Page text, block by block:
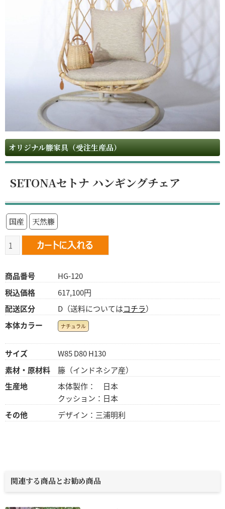
オリジナル籐家具（受注生産品）
SETONAセトナ ハンギングチェア
国産 天然籐
商品番号
HG-120
税込価格
617,100円
配送区分
D（送料についてはコチラ）
本体カラー
ナチュラル
サイズ
W85 D80 H130
素材・原材料
籐（インドネシア産）
生産地
本体製作： 日本
クッション：日本
その他
デザイン：三浦明利
関連する商品とお勧め商品